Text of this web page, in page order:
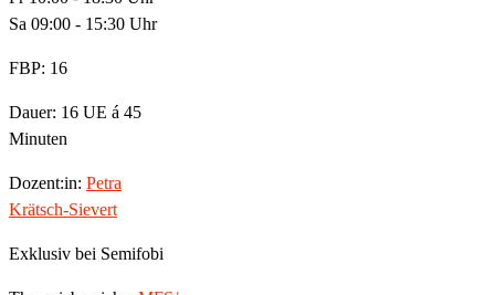
Sa 09:00 - 15:30 Uhr
FBP: 16
Dauer: 16 UE á 45
Minuten
Dozent:in: Petra
Krätsch-Sievert
Exklusiv bei Semifobi